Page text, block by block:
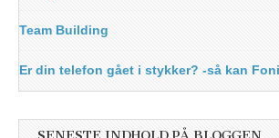
Team Building
Er din telefon gået i stykker? -så kan